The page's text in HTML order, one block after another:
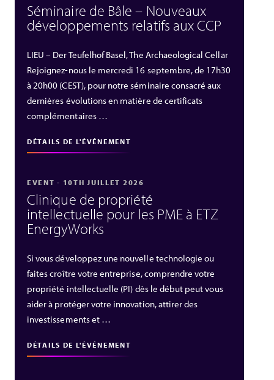
Séminaire de Bâle – Nouveaux
développements relatifs aux CCP
LIEU – Der Teufelhof Basel, The Archaeological Cellar
Rejoignez-nous le mercredi 16 septembre, de 17h30
à 20h00 (CEST), pour notre séminaire consacré aux
dernières évolutions en matière de certificats
complémentaires …
DÉTAILS DE L'ÉVÉNEMENT
EVENT - 10TH JUILLET 2026
Clinique de propriété
intellectuelle pour les PME à ETZ
EnergyWorks
Si vous développez une nouvelle technologie ou
faites croître votre entreprise, comprendre votre
propriété intellectuelle (PI) dès le début peut vous
aider à protéger votre innovation, attirer des
investissements et …
DÉTAILS DE L'ÉVÉNEMENT